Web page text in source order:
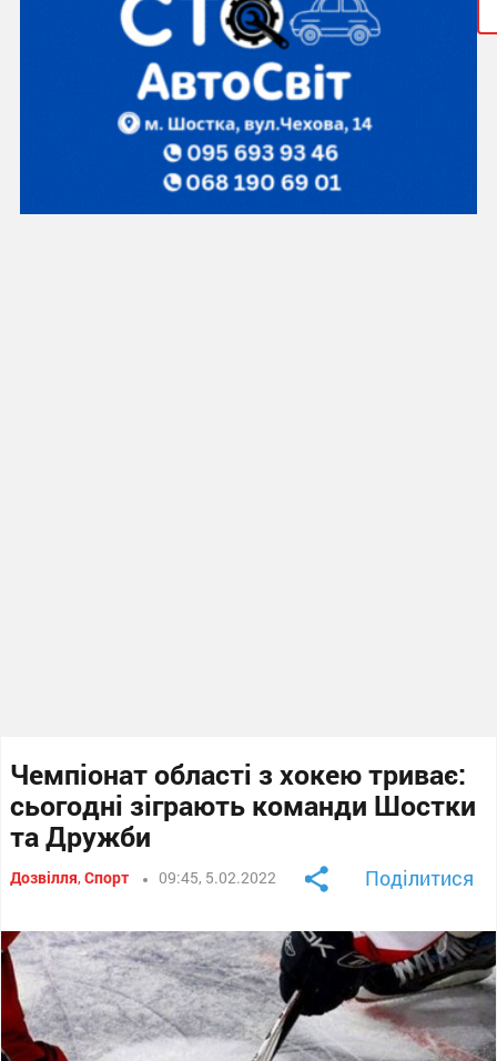
Чемпіонат області з хокею триває:
сьогодні зіграють команди Шостки
та Дружби
Дозвілля,Спорт 09:45, 5.02.2022 Поділитися